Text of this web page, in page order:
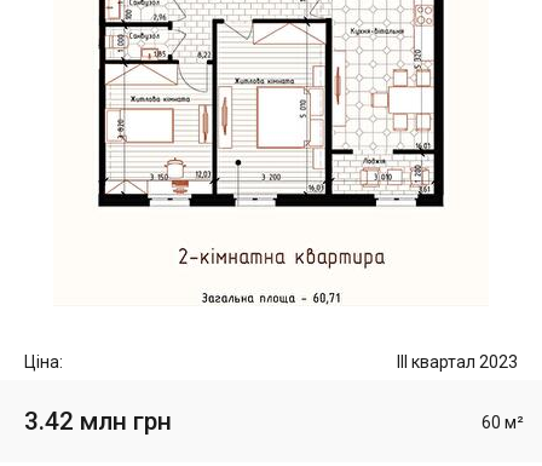
Ціна: III квартал 2023
3.42 млн грн 60 м²